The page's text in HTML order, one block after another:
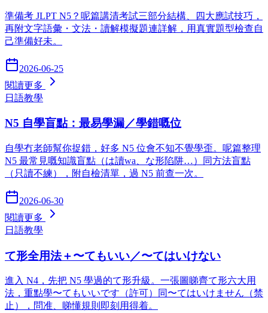
準備考 JLPT N5？呢篇講清考試三部分結構、四大應試技巧，
再附文字語彙・文法・讀解模擬題連詳解，用真實題型檢查自
己準備好未。
2026-06-25
閱讀更多
日語教學
N5 自學盲點：最易學漏／學錯嘅位
自學冇老師幫你捉錯，好多 N5 位會不知不覺學歪。呢篇整理
N5 最常見嘅知識盲點（は讀wa、な形陷阱…）同方法盲點
（只讀不練），附自檢清單，過 N5 前查一次。
2026-06-30
閱讀更多
日語教學
て形全用法＋〜てもいい／〜てはいけない
進入 N4，先把 N5 學過的て形升級。一張圖睇齊て形六大用
法，重點學〜てもいいです（許可）同〜てはいけません（禁
止），問准、睇懂規則即刻用得着。